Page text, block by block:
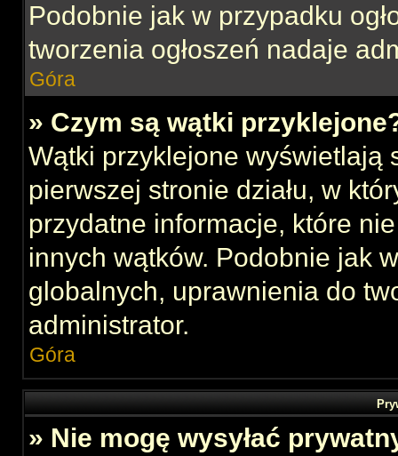
Podobnie jak w przypadku
tworzenia ogłoszeń nadaje
Góra
» Czym są wątki
Wątki przyklejone wyświetlają
pierwszej stronie działu, w
przydatne informacje, które
innych wątków. Podobnie jak
globalnych, uprawnienia do
administrator.
Góra
» Nie mogę wysyłać